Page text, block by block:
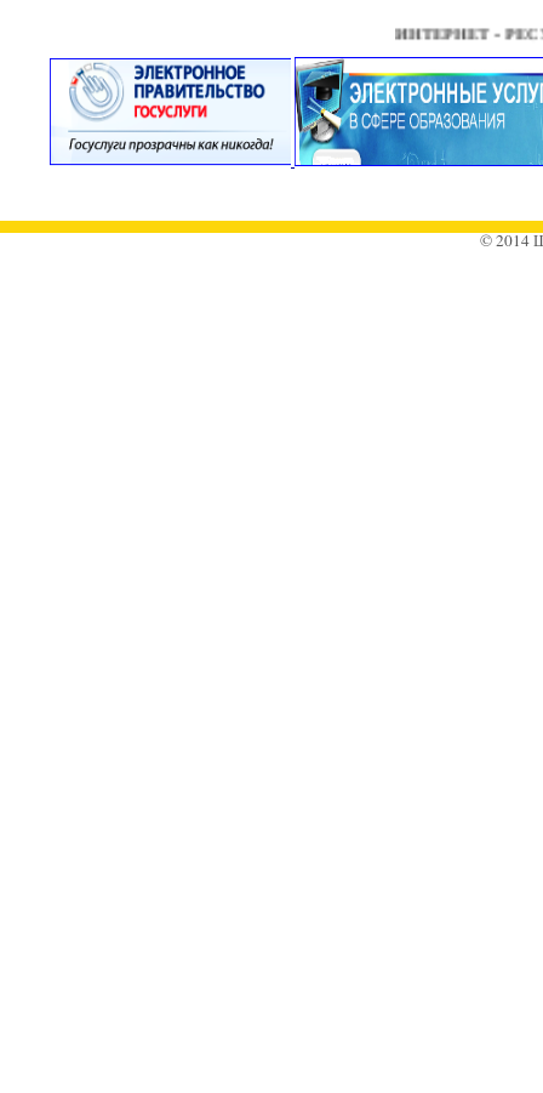
ИНТЕРНЕТ - РЕСУРСЫ
© 2014